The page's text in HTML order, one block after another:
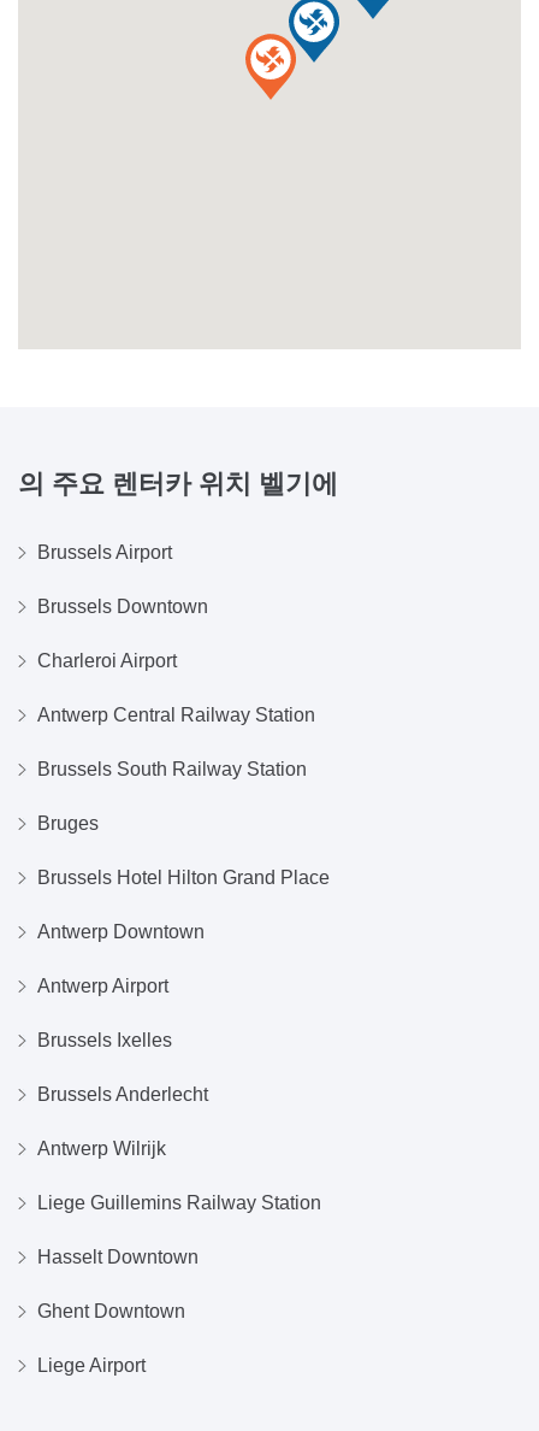
의 주요 렌터카 위치 벨기에
Brussels Airport
Brussels Downtown
Charleroi Airport
Antwerp Central Railway Station
Brussels South Railway Station
Bruges
Brussels Hotel Hilton Grand Place
Antwerp Downtown
Antwerp Airport
Brussels Ixelles
Brussels Anderlecht
Antwerp Wilrijk
Liege Guillemins Railway Station
Hasselt Downtown
Ghent Downtown
Liege Airport